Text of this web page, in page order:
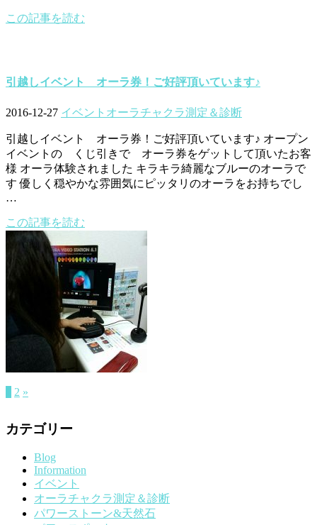
この記事を読む
引越しイベント オーラ券！ご好評頂いています♪
2016-12-27 イベント オーラチャクラ測定＆診断
引越しイベント オーラ券！ご好評頂いています♪ オープン
イベントの くじ引きで オーラ券をゲットして頂いたお客
様 オーラ体験されました キラキラ綺麗なブルーのオーラで
す 優しく穏やかな雰囲気にピッタリのオーラをお持ちでし
…
この記事を読む
2 »
カテゴリー
Blog
Information
イベント
オーラチャクラ測定＆診断
パワーストーン&天然石